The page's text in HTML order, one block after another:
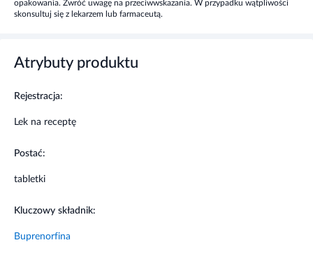
silnego. Lek może być również stosowany w leczeniu bólu
Kiedy nie stosować leku
Niestety, nawet jeżeli istnieją wskazania do stosowania
preparatu, nie zawsze można go stosować. Nie możesz
stosować preparatu jeżeli jesteś uczulony (wykazujesz
opioidowe leki przeciwbólowe. Preparatu w postaci roztworu
do wstrzykiwać nie należy stosować u dzieci do 6. miesiąca
opakowania. Zwróć uwagę na przeciwwskazania. W przypadku wątpliwości
skonsultuj się z lekarzem lub farmaceutą.
Atrybuty produktu
Rejestracja:
Lek na receptę
Postać:
tabletki
Kluczowy składnik:
Buprenorfina